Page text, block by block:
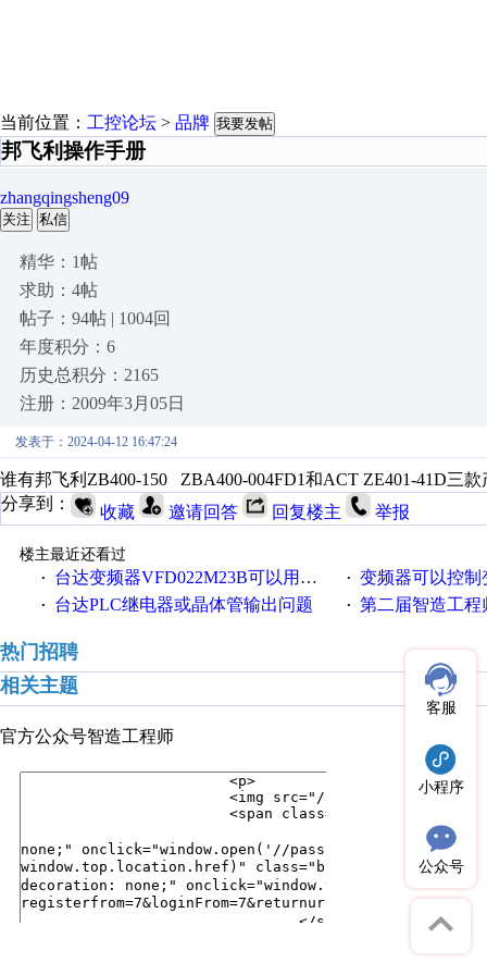
当前位置： 工控论坛 > 品牌 我要发帖
邦飞利操作手册
zhangqingsheng09
关注 私信
精华：1帖
求助：4帖
帖子：94帖 | 1004回
年度积分：6
历史总积分：2165
注册：2009年3月05日
发表于：2024-04-12 16:47:24
谁有邦飞利ZB400-150 ZBA400-004FD1和ACT ZE401-41D三
分享到：
收藏 邀请回答 回复楼主 举报
楼主最近还看过
·
台达变频器VFD022M23B可以用VFD022M21A替换吗？ · 变频器可以控制
· 台达PLC继电器或晶体管输出问题 · 第二届智造工程师节
热门招聘
相关主题
官方公众号智造工程师
客服
小程序
公众号